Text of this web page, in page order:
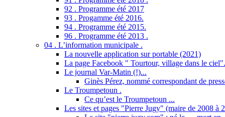
92 . Programme été 2017
93 . Progamme été 2016.
94 . Programme été 2015.
96 . Programme été 2013 .
04 . L’information municipale .
La nouvelle application sur portable (2021)
La page Facebook " Tourtour, village dans le ciel".
Le journal Var-Matin (!)...
Ginès Pérez, nommé correspondant de
Le Troumpetoun .
Ce qu’est le Troumpetoun ...
Les sites et pages "Pierre Jugy" (maire de 2008 à